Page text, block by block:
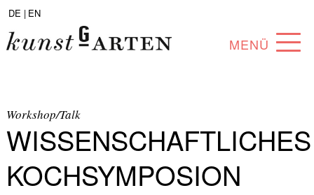
DE | EN
MENÜ
SAMMLUNG
KÜNSTLER*INNEN
Workshop/Talk
WISSENSCHAFTLICHES
KOCHSYMPOSION